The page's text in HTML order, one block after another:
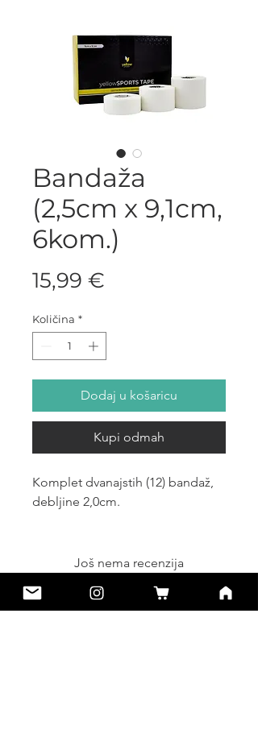
Bandaža
(2,5cm x 9,1cm,
6kom.)
15,99 €
Količina *
Dodaj u košaricu
Kupi odmah
Komplet dvanajstih (12) bandaž,
debljine 2,0cm.
Još nema recenzija
Podijelite svoje mišljenje. Budite prvi
koji će ostaviti recenziju.